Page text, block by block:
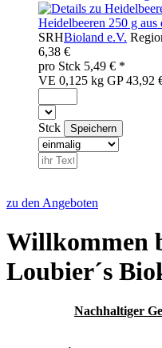
Heidelbeeren 250 g aus
SRHBioland e.V.
6,38 €
pro Stck 5,49 € *
VE 0,125 kg GP 43,92
Stck
zu den Angeboten
Willkommen
Loubier´s
Nachhaltiger